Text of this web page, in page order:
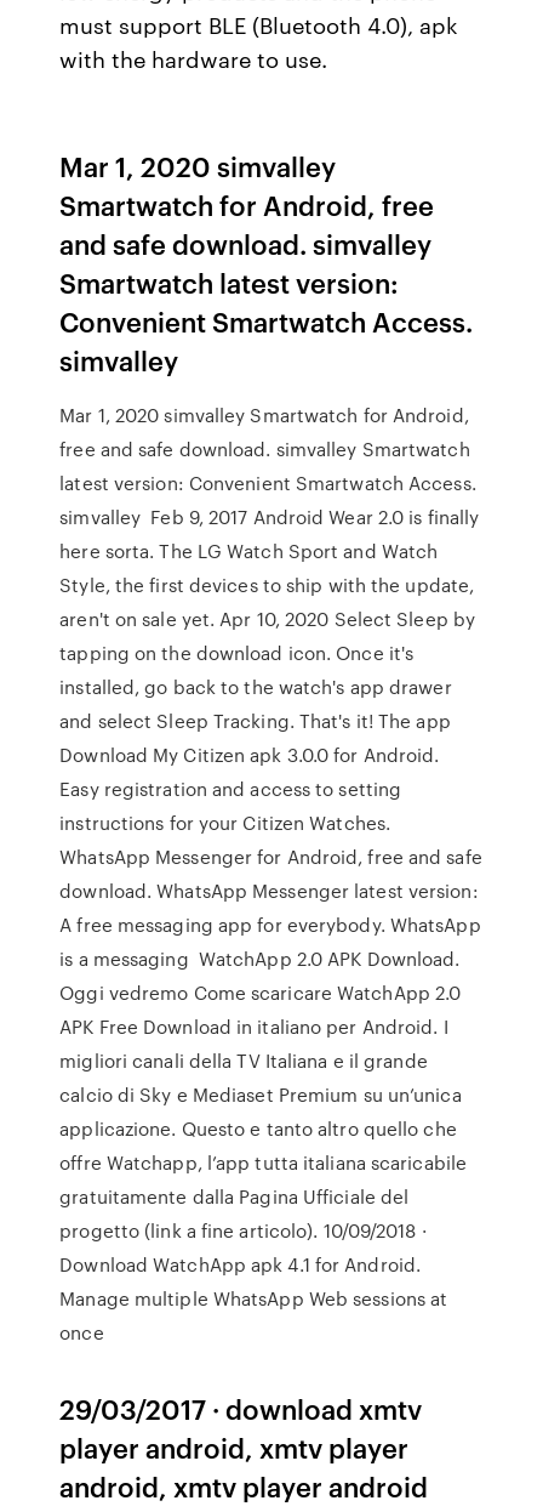
must support BLE (Bluetooth 4.0), apk
with the hardware to use.
Mar 1, 2020 simvalley
Smartwatch for Android, free
and safe download. simvalley
Smartwatch latest version:
Convenient Smartwatch Access.
simvalley
Mar 1, 2020 simvalley Smartwatch for Android,
free and safe download. simvalley Smartwatch
latest version: Convenient Smartwatch Access.
simvalley Feb 9, 2017 Android Wear 2.0 is finally
here sorta. The LG Watch Sport and Watch
Style, the first devices to ship with the update,
aren't on sale yet. Apr 10, 2020 Select Sleep by
tapping on the download icon. Once it's
installed, go back to the watch's app drawer
and select Sleep Tracking. That's it! The app
Download My Citizen apk 3.0.0 for Android.
Easy registration and access to setting
instructions for your Citizen Watches.
WhatsApp Messenger for Android, free and safe
download. WhatsApp Messenger latest version:
A free messaging app for everybody. WhatsApp
is a messaging WatchApp 2.0 APK Download.
Oggi vedremo Come scaricare WatchApp 2.0
APK Free Download in italiano per Android. I
migliori canali della TV Italiana e il grande
calcio di Sky e Mediaset Premium su un’unica
applicazione. Questo e tanto altro quello che
offre Watchapp, l’app tutta italiana scaricabile
gratuitamente dalla Pagina Ufficiale del
progetto (link a fine articolo). 10/09/2018 ·
Download WatchApp apk 4.1 for Android.
Manage multiple WhatsApp Web sessions at
once
29/03/2017 · download xmtv
player android, xmtv player
android, xmtv player android